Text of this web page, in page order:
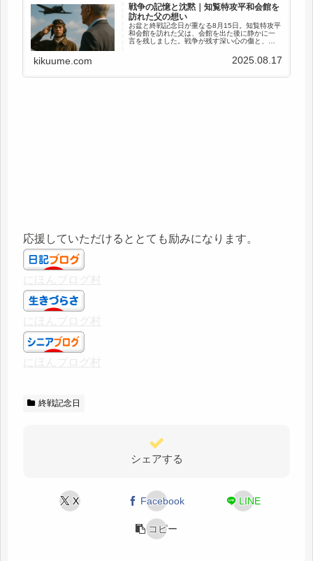
戦争の記憶と沈黙｜知覧特攻平和会館を
訪れた父の想い
お盆と終戦記念日が重なる8月15日。知覧特攻平
和会館を訪れた父は、会館を出た後に静かに一
言を残しました。戦争が残す深い心の傷と、平
kikuume.com 2025.08.17
応援していただけるととても励みになります。
終戦記念日
シェアする
X Facebook LINE
コピー